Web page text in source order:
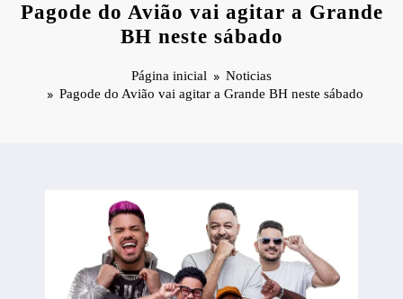
Pagode do Avião vai agitar a Grande
BH neste sábado
Página inicial
Noticias
Pagode do Avião vai agitar a Grande BH neste sábado